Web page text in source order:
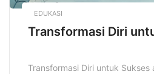
EDUKASI
Transformasi Diri
Transformasi Diri untuk Sukses